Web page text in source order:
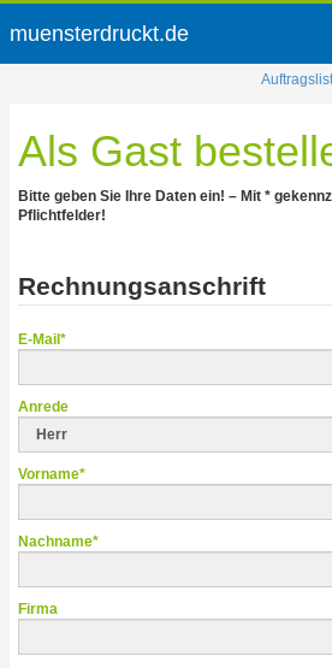
muensterdruckt.de
Als Gast
Bitte geben Sie Ihre Daten ein! – Mit *
Pflichtfelder!
Rechnungsanschrift
E-Mail*
Anrede
Vorname*
Nachname*
Firma